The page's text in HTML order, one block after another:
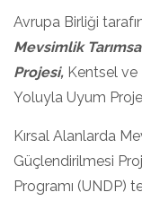
Avrupa Birliği
Mevsimlik
Projesi, Kentsel ve
Yoluyla Uyum
Kırsal Alanlarda
Güçlendirilmesi
Programı (UNDP)